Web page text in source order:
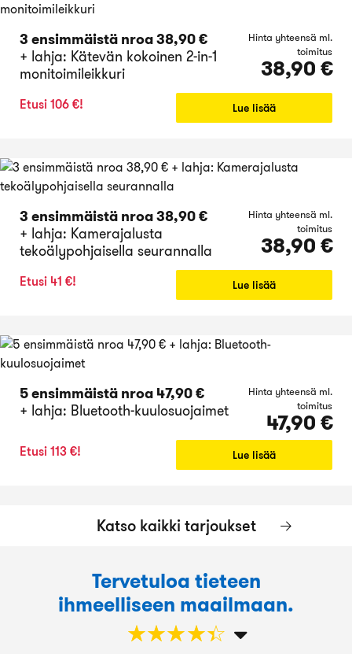
3 ensimmäistä nroa 38,90 €
+ lahja: Kätevän kokoinen 2-in-1
monitoimileikkuri
Hinta yhteensä ml.
toimitus
38,90 €
Etusi 106 €! Lue lisää
3 ensimmäistä nroa 38,90 €
+ lahja: Kamerajalusta
tekoälypohjaisella seurannalla
Hinta yhteensä ml.
toimitus
38,90 €
Etusi 41 €! Lue lisää
5 ensimmäistä nroa 47,90 €
+ lahja: Bluetooth-kuulosuojaimet
Hinta yhteensä ml.
toimitus
47,90 €
Etusi 113 €! Lue lisää
Katso kaikki tarjoukset
Tervetuloa tieteen
ihmeelliseen maailmaan.
☆☆☆☆☆
★★★★★